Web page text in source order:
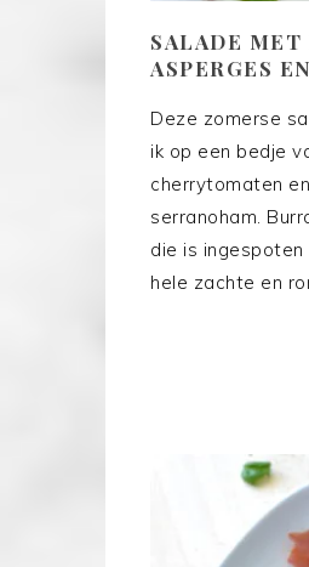
SALADE MET
ASPERGES
Deze zomerse
ik op een bedje
cherrytomaten
serranoham.
die is
hele zachte en